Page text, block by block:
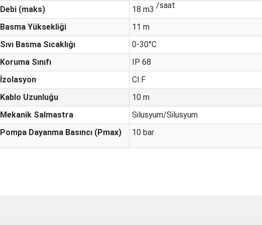
Debi (maks)
18 m3 /saat
Basma Yüksekliği
11 m
Sıvı Basma Sıcaklığı
0-30°C
Koruma Sınıfı
IP 68
İzolasyon
CI.F
Kablo Uzunluğu
10 m
Mekanik Salmastra
Silusyum/Silusyum
Pompa Dayanma Basıncı (Pmax)
10 bar